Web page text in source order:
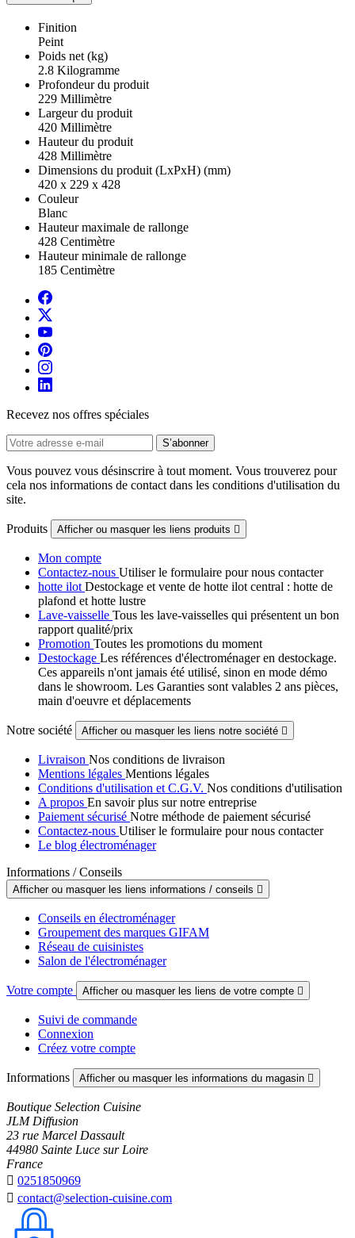
Finition
Peint
Poids net (kg)
2.8 Kilogramme
Profondeur du produit
229 Millimètre
Largeur du produit
420 Millimètre
Hauteur du produit
428 Millimètre
Dimensions du produit (LxPxH) (mm)
420 x 229 x 428
Couleur
Blanc
Hauteur maximale de rallonge
428 Centimètre
Hauteur minimale de rallonge
185 Centimètre
Recevez nos offres spéciales
Vous pouvez vous désinscrire à tout moment. Vous trouverez pour
cela nos informations de contact dans les conditions d'utilisation du
site.
Produits Afficher ou masquer les liens produits 
Mon compte
Contactez-nous Utiliser le formulaire pour nous contacter
hotte ilot Destockage et vente de hotte ilot central : hotte de
plafond et hotte lustre
Lave-vaisselle Tous les lave-vaisselles qui présentent un bon
rapport qualité/prix
Promotion Toutes les promotions du moment
Destockage Les références d'électroménager en destockage.
Ces appareils n'ont jamais été utilisé, sinon en mode démo
dans le showroom. Les Garanties sont valables 2 ans pièces,
main d'oeuvre et déplacements
Notre société Afficher ou masquer les liens notre société 
Livraison Nos conditions de livraison
Mentions légales Mentions légales
Conditions d'utilisation et C.G.V. Nos conditions d'utilisation
A propos En savoir plus sur notre entreprise
Paiement sécurisé Notre méthode de paiement sécurisé
Contactez-nous Utiliser le formulaire pour nous contacter
Le blog électroménager
Informations / Conseils
Afficher ou masquer les liens informations / conseils 
Conseils en électroménager
Groupement des marques GIFAM
Réseau de cuisinistes
Salon de l'électroménager
Votre compte Afficher ou masquer les liens de votre compte 
Suivi de commande
Connexion
Créez votre compte
Informations Afficher ou masquer les informations du magasin 
Boutique Selection Cuisine
JLM Diffusion
23 rue Marcel Dassault
44980 Sainte Luce sur Loire
France
 0251850969
 contact@selection-cuisine.com